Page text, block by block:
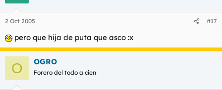
2 Oct 2005 #17
pero que hija de puta que asco :x
O OGRO
Forero del todo a cien